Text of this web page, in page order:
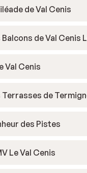
de Val Cenis
de Val Cenis
Val Cenis
Terrasses de
des Pistes
Le Val Cenis